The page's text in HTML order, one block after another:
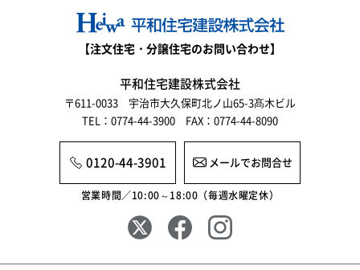
【注文住宅・分譲住宅のお問い合わせ】
平和住宅建設株式会社
〒611-0033 宇治市大久保町北ノ山65-3髙木ビル
TEL：0774-44-3900 FAX：0774-44-8090
0120-44-3901 メールでお問合せ
営業時間／10:00～18:00（毎週水曜定休）